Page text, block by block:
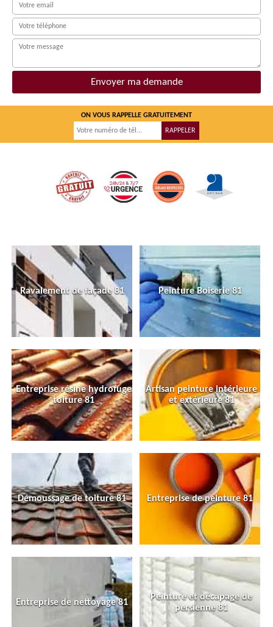
ON VOUS RAPPELLE GRATUITEMENT
Ravalement de façade 81 Peinture Boiserie 81
Entreprise résine hydrofuge
toiture 81
Artisan peinture intérieure
et extérieure 81
Démoussage de toiture 81 Entreprise de peinture 81
Entreprise de nettoyage 81
Peinture et décapage de
persienne 81